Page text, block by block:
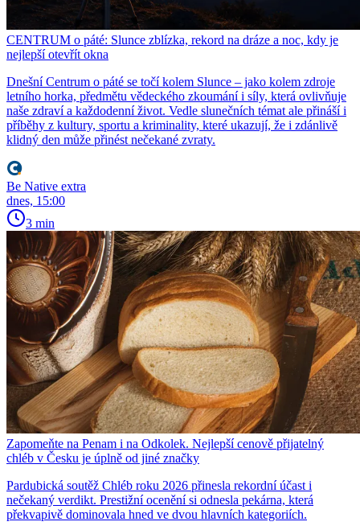
CENTRUM o páté: Slunce zblízka, rekord na dráze a noc, kdy je
nejlepší otevřít okna
Dnešní Centrum o páté se točí kolem Slunce – jako kolem zdroje
letního horka, předmětu vědeckého zkoumání i síly, která ovlivňuje
naše zdraví a každodenní život. Vedle slunečních témat ale přináší i
příběhy z kultury, sportu a kriminality, které ukazují, že i zdánlivě
klidný den může přinést nečekané zvraty.
Be Native extra
dnes, 15:00
3 min
Zapomeňte na Penam i na Odkolek. Nejlepší cenově přijatelný
chléb v Česku je úplně od jiné značky
Pardubická soutěž Chléb roku 2026 přinesla rekordní účast i
nečekaný verdikt. Prestižní ocenění si odnesla pekárna, která
překvapivě dominovala hned ve dvou hlavních kategoriích.